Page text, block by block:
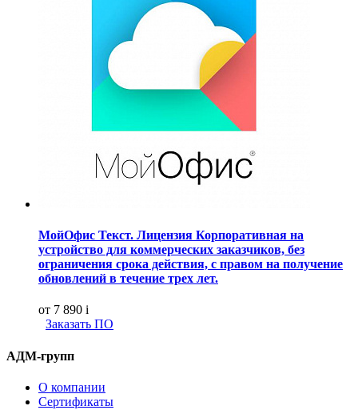
МойОфис Текст. Лицензия Корпоративная на
устройство для коммерческих заказчиков, без
ограничения срока действия, с правом на получение
обновлений в течение трех лет.
от 7 890 i
Заказать ПО
АДМ-групп
О компании
Сертификаты